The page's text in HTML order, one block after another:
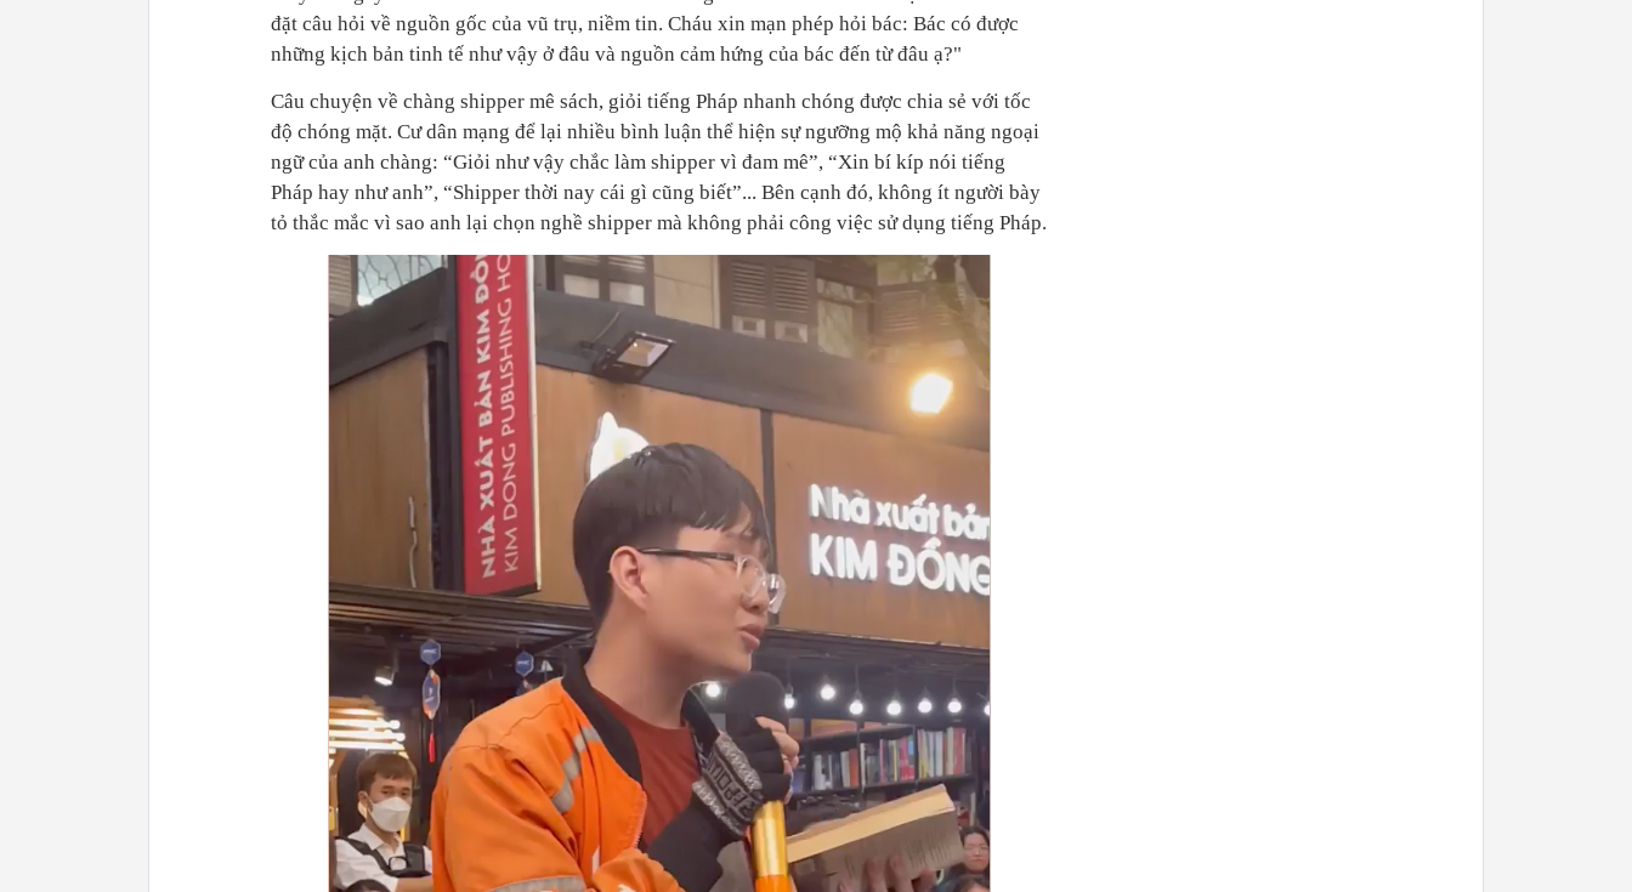
đặt câu hỏi về nguồn gốc của vũ trụ, niềm tin. Cháu xin mạn phép hỏi bác: Bác có được
những kịch bản tinh tế như vậy ở đâu và nguồn cảm hứng của bác đến từ đâu ạ?"
Câu chuyện về chàng shipper mê sách, giỏi tiếng Pháp nhanh chóng được chia sẻ với tốc
độ chóng mặt. Cư dân mạng để lại nhiều bình luận thể hiện sự ngưỡng mộ khả năng ngoại
ngữ của anh chàng: “Giỏi như vậy chắc làm shipper vì đam mê”, “Xin bí kíp nói tiếng
Pháp hay như anh”, “Shipper thời nay cái gì cũng biết”... Bên cạnh đó, không ít người bày
tỏ thắc mắc vì sao anh lại chọn nghề shipper mà không phải công việc sử dụng tiếng Pháp.